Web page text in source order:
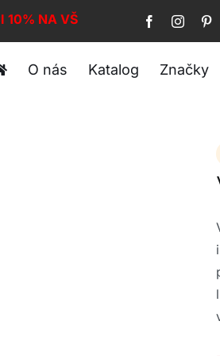
10% NA VŠE!
O nás Katalog Značky